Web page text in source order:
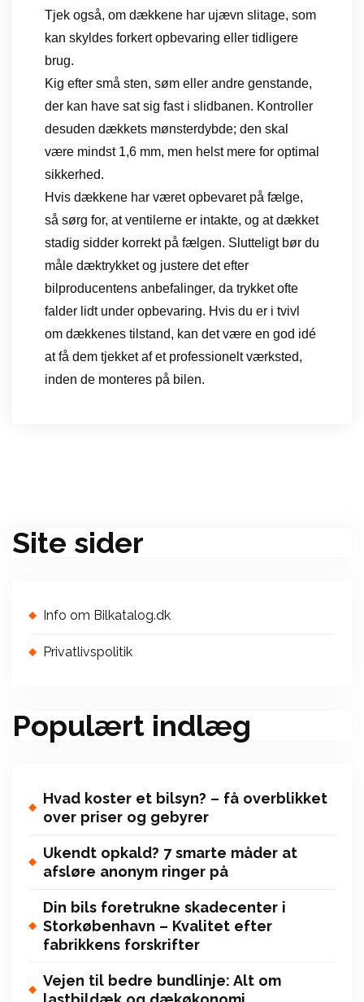
Tjek også, om dækkene har ujævn slitage, som
kan skyldes forkert opbevaring eller tidligere
brug.
Kig efter små sten, søm eller andre genstande,
der kan have sat sig fast i slidbanen. Kontroller
desuden dækkets mønsterdybde; den skal
være mindst 1,6 mm, men helst mere for optimal
sikkerhed.
Hvis dækkene har været opbevaret på fælge,
så sørg for, at ventilerne er intakte, og at dækket
stadig sidder korrekt på fælgen. Slutteligt bør du
måle dæktrykket og justere det efter
bilproducentens anbefalinger, da trykket ofte
falder lidt under opbevaring. Hvis du er i tvivl
om dækkenes tilstand, kan det være en god idé
at få dem tjekket af et professionelt værksted,
inden de monteres på bilen.
Site sider
Info om Bilkatalog.dk
Privatlivspolitik
Populært indlæg
Hvad koster et bilsyn? – få overblikket
over priser og gebyrer
Ukendt opkald? 7 smarte måder at
afsløre anonym ringer på
Din bils foretrukne skadecenter i
Storkøbenhavn – Kvalitet efter
fabrikkens forskrifter
Vejen til bedre bundlinje: Alt om